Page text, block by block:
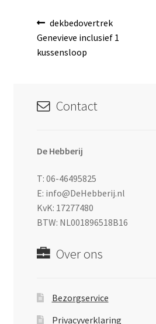
Bericht
navigatie
Vorig
bericht:
dekbedovertrek
Genevieve inclusief 1
kussensloop
Contact
De Hebberij
T: 06-46495825
E: info@DeHebberij.nl
KvK: 17277480
BTW: NL001896518B16
Over ons
Bezorgservice
Privacyverklaring